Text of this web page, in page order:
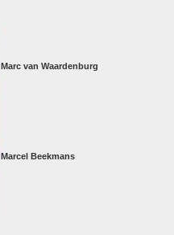
Marc van Waardenburg
Marcel Beekmans